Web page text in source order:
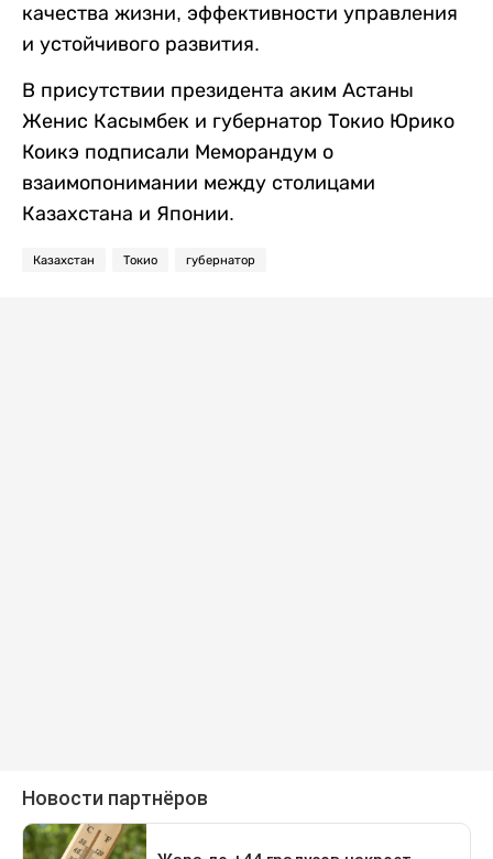
качества жизни, эффективности управления
и устойчивого развития.
В присутствии президента аким Астаны
Женис Касымбек и губернатор Токио Юрико
Коикэ подписали Меморандум о
взаимопонимании между столицами
Казахстана и Японии.
Казахстан Токио губернатор